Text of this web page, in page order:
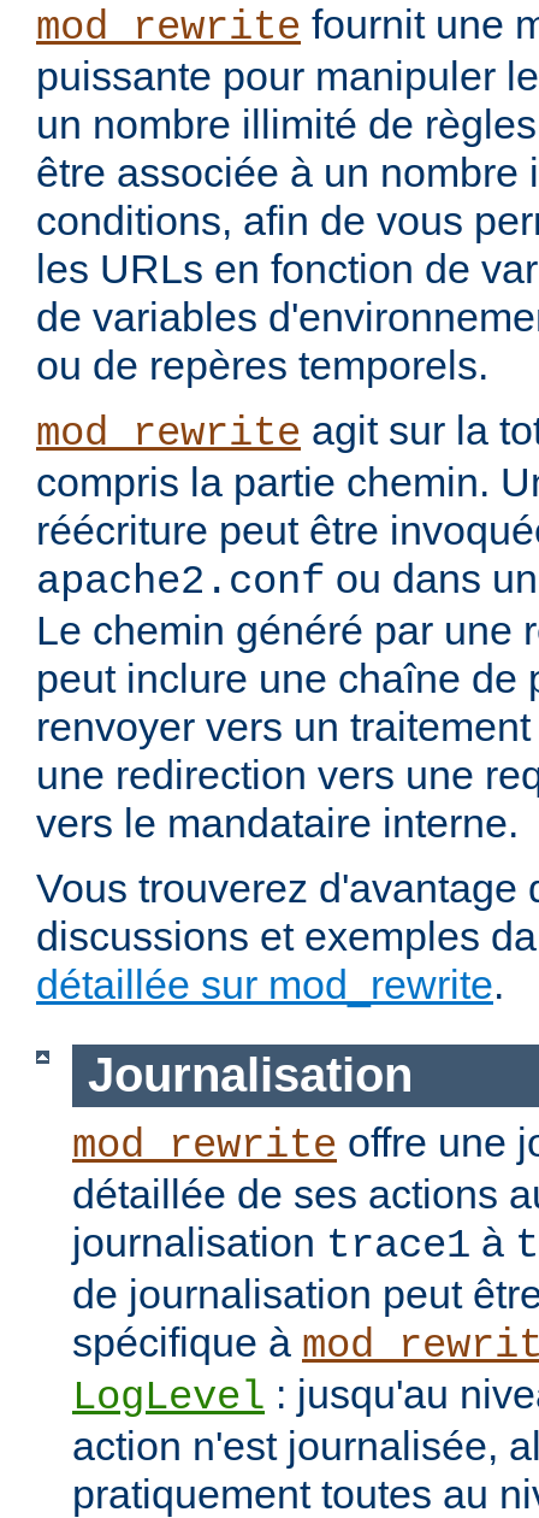
mod_rewrite fournit une
puissante pour manipuler
un nombre illimité de
être associée à un nombre
conditions, afin de vous
les URLs en fonction de
de variables
ou de repères temporels.
mod_rewrite agit sur la
compris la partie chemin.
réécriture peut être
apache2.conf ou dans
Le chemin généré par une
peut inclure une chaîne de
renvoyer vers un
une redirection vers une
vers le mandataire interne.
Vous trouverez d'avantage
discussions et exemples
détaillée sur mod_rewrite.
Journalisation
mod_rewrite offre une
détaillée de ses actions
journalisation trace1 à
de journalisation peut
spécifique à
LogLevel : jusqu'au
action n'est journalisée,
pratiquement toutes au